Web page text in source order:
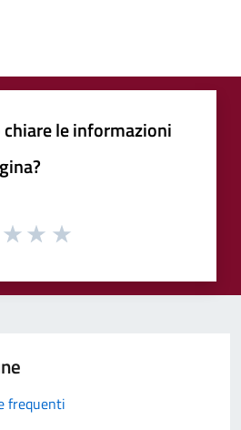
le informazioni
frequenti